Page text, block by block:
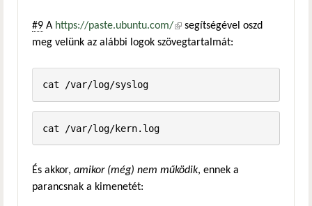
#9 A https://paste.ubuntu.com/(külső hivatkozás)
segítségével oszd
meg velünk az alábbi logok szövegtartalmát:
cat /var/log/syslog
cat /var/log/kern.log
És akkor, amikor (még) nem működik, ennek a
parancsnak a kimenetét: